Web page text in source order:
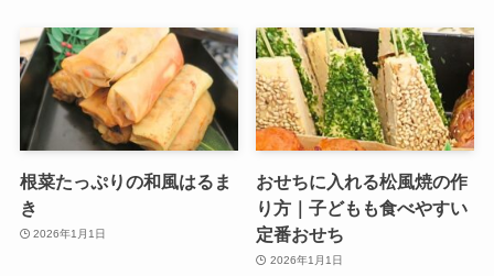
根菜たっぷりの和風はるま
き
2026年1月1日
おせちに入れる松風焼の作
り方｜子どもも食べやすい
定番おせち
2026年1月1日